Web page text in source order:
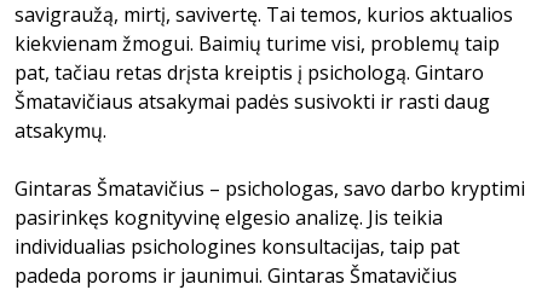
savigraužą, mirtį, savivertę. Tai temos, kurios aktualios
kiekvienam žmogui. Baimių turime visi, problemų taip
pat, tačiau retas drįsta kreiptis į psichologą. Gintaro
Šmatavičiaus atsakymai padės susivokti ir rasti daug
atsakymų.
Gintaras Šmatavičius – psichologas, savo darbo kryptimi
pasirinkęs kognityvinę elgesio analizę. Jis teikia
individualias psichologines konsultacijas, taip pat
padeda poroms ir jaunimui. Gintaras Šmatavičius